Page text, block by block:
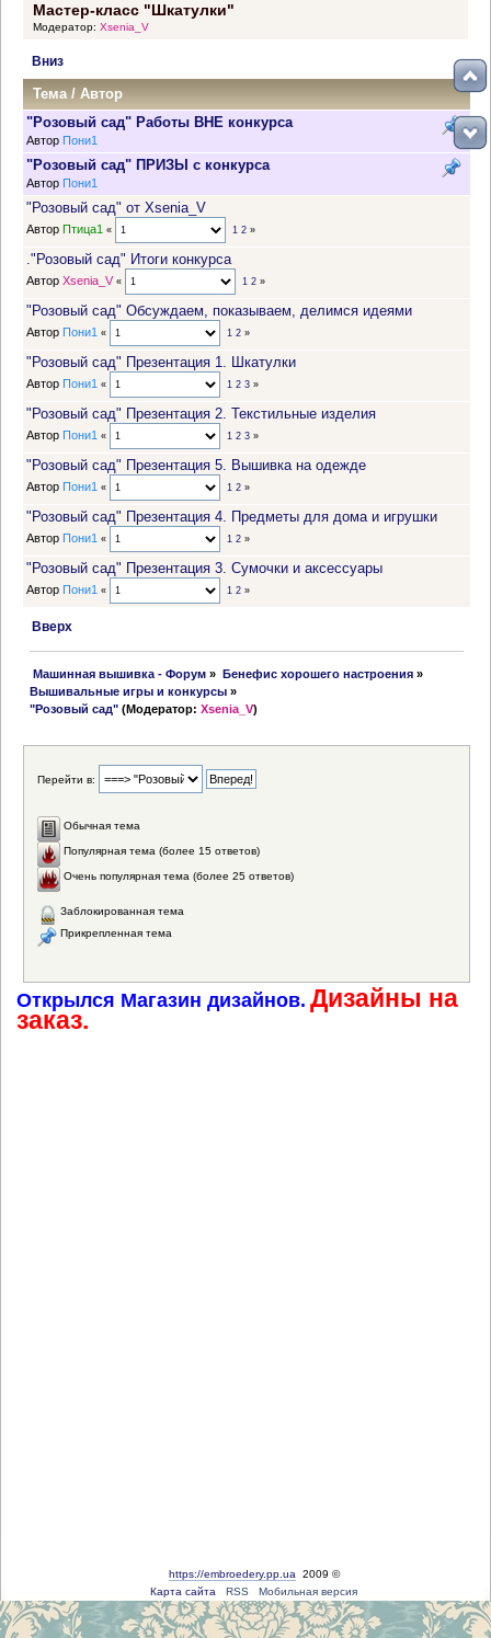
Мастер-класс "Шкатулки"
Модератор: Xsenia_V
Вниз
Тема /Автор
"Розовый сад" Работы ВНЕ конкурса
Автор Пони1
"Розовый сад" ПРИЗЫ с конкурса
Автор Пони1
"Розовый сад" от Xsenia_V
Автор Птица1 « 1 2»
."Розовый сад" Итоги конкурса
Автор Xsenia_V « 1 2»
"Розовый сад" Обсуждаем, показываем, делимся идеями
Автор Пони1 « 1 2»
"Розовый сад" Презентация 1. Шкатулки
Автор Пони1 « 1 2 3»
"Розовый сад" Презентация 2. Текстильные изделия
Автор Пони1 « 1 2 3»
"Розовый сад" Презентация 5. Вышивка на одежде
Автор Пони1 « 1 2»
"Розовый сад" Презентация 4. Предметы для дома и игрушки
Автор Пони1 « 1 2»
"Розовый сад" Презентация 3. Сумочки и аксессуары
Автор Пони1 « 1 2»
Вверх
Машинная вышивка - Форум » Бенефис хорошего настроения»
Вышивальные игры и конкурсы »
"Розовый сад" (Модератор:Xsenia_V)
Перейти в:
Обычная тема
Популярная тема (более 15 ответов)
Очень популярная тема (более 25 ответов)
Заблокированная тема
Прикрепленная тема
Открылся Магазин дизайнов. Дизайны на
заказ.
https://embroedery.pp.ua 2009 ©
Карта сайта
RSS Мобильная версия